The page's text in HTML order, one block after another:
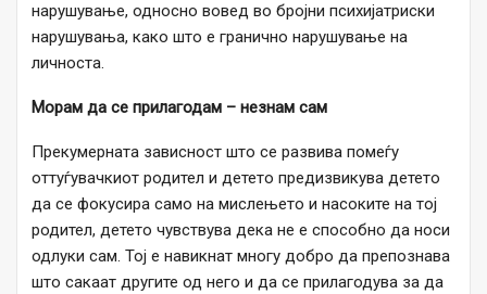
нарушување, односно вовед во бројни психијатриски
нарушувања, како што е гранично нарушување на
личноста.
Морам да се прилагодам – ​​незнам сам
Прекумерната зависност што се развива помеѓу
оттуѓувачкиот родител и детето предизвикува детето
да се фокусира само на мислењето и насоките на тој
родител, детето чувствува дека не е способно да носи
одлуки сам. Тој е навикнат многу добро да препознава
што сакаат другите од него и да се прилагодува за да